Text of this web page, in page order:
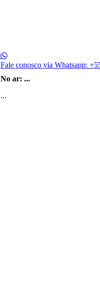
Fale conosco via Whatsapp:
No ar: ...
...